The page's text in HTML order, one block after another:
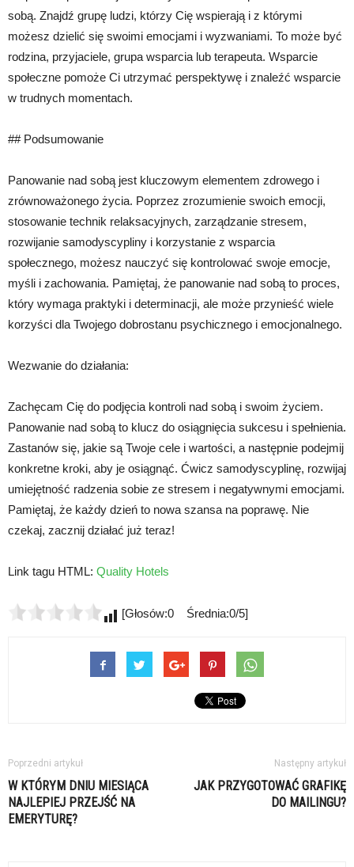
sobą. Znajdź grupę ludzi, którzy Cię wspierają i z którymi
możesz dzielić się swoimi emocjami i wyzwaniami. To może być
rodzina, przyjaciele, grupa wsparcia lub terapeuta. Wsparcie
społeczne pomoże Ci utrzymać perspektywę i znaleźć wsparcie
w trudnych momentach.
## Podsumowanie
Panowanie nad sobą jest kluczowym elementem zdrowego i
zrównoważonego życia. Poprzez zrozumienie swoich emocji,
stosowanie technik relaksacyjnych, zarządzanie stresem,
rozwijanie samodyscypliny i korzystanie z wsparcia
społecznego, możesz nauczyć się kontrolować swoje emocje,
myśli i zachowania. Pamiętaj, że panowanie nad sobą to proces,
który wymaga praktyki i determinacji, ale może przynieść wiele
korzyści dla Twojego dobrostanu psychicznego i emocjonalnego.
Wezwanie do działania:
Zachęcam Cię do podjęcia kontroli nad sobą i swoim życiem.
Panowanie nad sobą to klucz do osiągnięcia sukcesu i spełnienia.
Zastanów się, jakie są Twoje cele i wartości, a następnie podejmij
konkretne kroki, aby je osiągnąć. Ćwicz samodyscyplinę, rozwijaj
umiejętność radzenia sobie ze stresem i negatywnymi emocjami.
Pamiętaj, że każdy dzień to nowa szansa na poprawę. Nie
czekaj, zacznij działać już teraz!
Link tagu HTML: Quality Hotels
[Głosów:0 Średnia:0/5]
Poprzedni artykuł
W KTÓRYM DNIU MIESIĄCA
NAJLEPIEJ PRZEJŚĆ NA
EMERYTURĘ?
Następny artykuł
JAK PRZYGOTOWAĆ GRAFIKĘ
DO MAILINGU?